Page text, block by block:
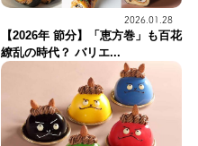
2026.01.28
【2026年 節分】「恵方巻」も百花
繚乱の時代？ バリエ...